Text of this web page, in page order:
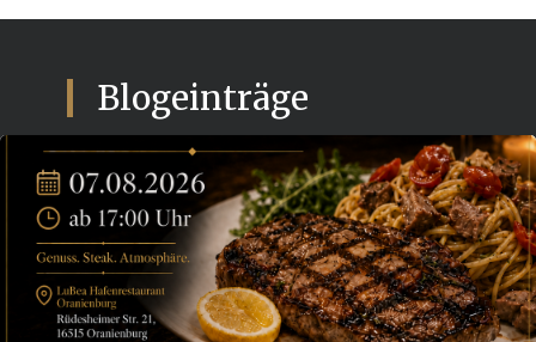
Blogeinträge